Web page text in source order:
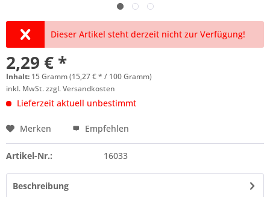
Dieser Artikel steht derzeit nicht zur Verfügung!
2,29 € *
Inhalt: 15 Gramm (15,27 € * / 100 Gramm)
inkl. MwSt.zzgl. Versandkosten
Lieferzeit aktuell unbestimmt
Merken Empfehlen
Artikel-Nr.: 16033
Beschreibung